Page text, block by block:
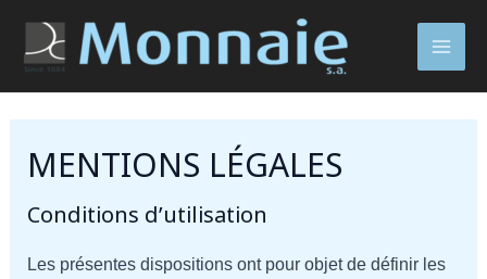
content
MENTIONS LÉGALES
Conditions d’utilisation
Les présentes dispositions ont pour objet de définir les